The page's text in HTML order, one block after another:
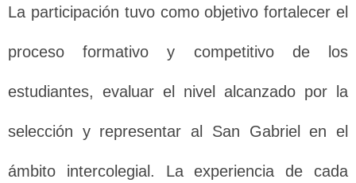
La participación tuvo como objetivo fortalecer el
proceso formativo y competitivo de los
estudiantes, evaluar el nivel alcanzado por la
selección y representar al San Gabriel en el
ámbito intercolegial. La experiencia de cada